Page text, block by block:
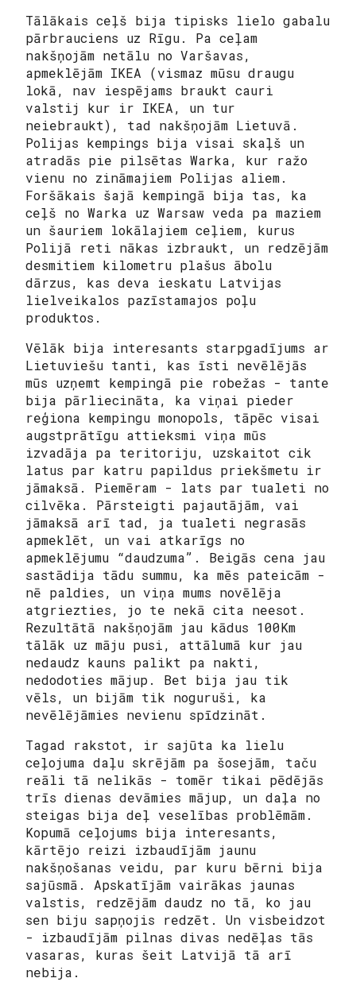
Tālākais ceļš bija tipisks lielo gabalu
pārbrauciens uz Rīgu. Pa ceļam
nakšņojām netālu no Varšavas,
apmeklējām IKEA (vismaz mūsu draugu
lokā, nav iespējams braukt cauri
valstij kur ir IKEA, un tur
neiebraukt), tad nakšņojām Lietuvā.
Polijas kempings bija visai skaļš un
atradās pie pilsētas Warka, kur ražo
vienu no zināmajiem Polijas aliem.
Foršākais šajā kempingā bija tas, ka
ceļš no Warka uz Warsaw veda pa maziem
un šauriem lokālajiem ceļiem, kurus
Polijā reti nākas izbraukt, un redzējām
desmitiem kilometru plašus ābolu
dārzus, kas deva ieskatu Latvijas
lielveikalos pazīstamajos poļu
produktos.
Vēlāk bija interesants starpgadījums ar
Lietuviešu tanti, kas īsti nevēlējās
mūs uzņemt kempingā pie robežas - tante
bija pārliecināta, ka viņai pieder
reģiona kempingu monopols, tāpēc visai
augstprātīgu attieksmi viņa mūs
izvadāja pa teritoriju, uzskaitot cik
latus par katru papildus priekšmetu ir
jāmaksā. Piemēram - lats par tualeti no
cilvēka. Pārsteigti pajautājām, vai
jāmaksā arī tad, ja tualeti negrasās
apmeklēt, un vai atkarīgs no
apmeklējumu “daudzuma”. Beigās cena jau
sastādija tādu summu, ka mēs pateicām -
nē paldies, un viņa mums novēlēja
atgriezties, jo te nekā cita neesot.
Rezultātā nakšņojām jau kādus 100Km
tālāk uz māju pusi, attālumā kur jau
nedaudz kauns palikt pa nakti,
nedodoties mājup. Bet bija jau tik
vēls, un bijām tik noguruši, ka
nevēlējāmies nevienu spīdzināt.
Tagad rakstot, ir sajūta ka lielu
ceļojuma daļu skrējām pa šosejām, taču
reāli tā nelikās - tomēr tikai pēdējās
trīs dienas devāmies mājup, un daļa no
steigas bija deļ veselības problēmām.
Kopumā ceļojums bija interesants,
kārtējo reizi izbaudījām jaunu
nakšņošanas veidu, par kuru bērni bija
sajūsmā. Apskatījām vairākas jaunas
valstis, redzējām daudz no tā, ko jau
sen biju sapņojis redzēt. Un visbeidzot
- izbaudījām pilnas divas nedēļas tās
vasaras, kuras šeit Latvijā tā arī
nebija.